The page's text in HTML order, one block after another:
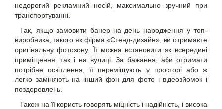
недорогий рекламний носій, максимально зручний при
транспортуванні.
Так, якщо замовити банер на день народження у топ-
виробника, такого як фірма «Стенд-дизайн», ви отримаєте
оригінальну фотозону. Її можна встановити як всередині
приміщення, так і на вулиці. За бажання, аби отримати
потрібне освітлення, її переміщують у просторі або ж
легко заміняють на інший фон для фото і відеозйомок і
поздоровлень.
Також на її користь говорять міцність і надійність, і висока